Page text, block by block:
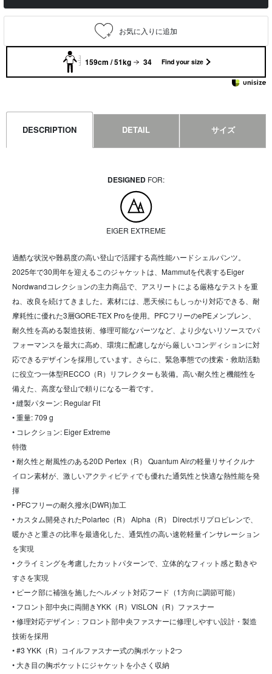
159cm / 51kg 34 Find your size
DESCRIPTION DETAIL サイズ
DESIGNED FOR:
EIGER EXTREME
過酷な状況や難易度の高い登山で活躍する高性能ハードシェルパンツ。
2025年で30周年を迎えるこのジャケットは、Mammutを代表するEiger
Nordwandコレクションの主力商品で、アスリートによる厳格なテストを重
ね、改良を続けてきました。素材には、悪天候にもしっかり対応できる、耐
摩耗性に優れた3層GORE-TEX Proを使用。PFCフリーのePEメンブレン、
耐久性を高める製造技術、修理可能なパーツなど、より少ないリソースでパ
フォーマンスを最大に高め、環境に配慮しながら厳しいコンディションに対
応できるデザインを採用しています。さらに、緊急事態での捜索・救助活動
に役立つ一体型RECCO（R）リフレクターも装備。高い耐久性と機能性を
備えた、高度な登山で頼りになる一着です。
• 縫製パターン: Regular Fit
• 重量: 709 g
• コレクション: Eiger Extreme
特徴
• 耐久性と耐風性のある20D Pertex（R） Quantum Airの軽量リサイクルナ
イロン素材が、激しいアクティビティでも優れた通気性と快適な熱性能を発
揮
• PFCフリーの耐久撥水(DWR)加工
• カスタム開発されたPolartec（R） Alpha（R） Directポリプロピレンで、
暖かさと重さの比率を最適化した、通気性の高い速乾軽量インサレーション
を実現
• クライミングを考慮したカットパターンで、立体的なフィット感と動きや
すさを実現
• ピーク部に補強を施したヘルメット対応フード（1方向に調節可能）
• フロント部中央に両開きYKK（R）VISLON（R）ファスナー
• 修理対応デザイン：フロント部中央ファスナーに修理しやすい設計・製造
技術を採用
• #3 YKK（R）コイルファスナー式の胸ポケット2つ
• 大き目の胸ポケットにジャケットを小さく収納